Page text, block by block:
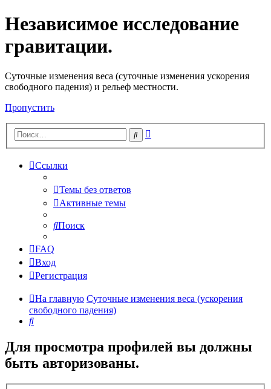
Независимое исследование
гравитации.
Cуточные изменения веса (суточные изменения ускорения
свободного падения) и рельеф местности.
Пропустить
Поиск
Ссылки
Темы без ответов
Активные темы
Поиск
FAQ
Вход
Регистрация
На главную Суточные изменения веса (ускорения
свободного падения)
Поиск
Для просмотра профилей вы должны
быть авторизованы.